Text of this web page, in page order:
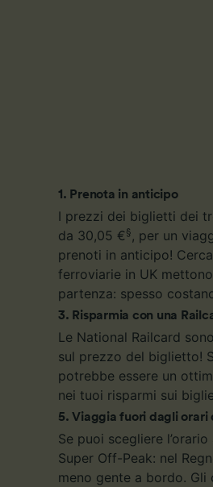
1 . Prenota in anticipo
I prezzi dei biglietti dei
da 30,05 €§ , per un
prenoti in anticipo!
ferroviarie in UK
partenza: spesso
3. Risparmia con una
Le National Railcard
sul prezzo del biglietto!
potrebbe essere un
nei tuoi risparmi sui
5.Viaggia fuori dagli orari
Se puoi scegliere
Super Off-Peak: nel
meno gente a bordo.